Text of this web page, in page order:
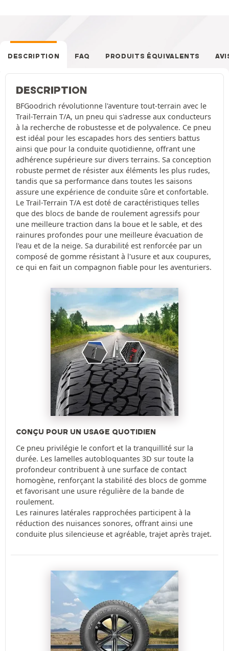
DESCRIPTION FAQ PRODUITS ÉQUIVALENTS
DESCRIPTION
BFGoodrich révolutionne l'aventure tout-terrain avec le
Trail-Terrain T/A, un pneu qui s'adresse aux conducteurs
à la recherche de robustesse et de polyvalence. Ce pneu
est idéal pour les escapades hors des sentiers battus
ainsi que pour la conduite quotidienne, offrant une
adhérence supérieure sur divers terrains. Sa conception
robuste permet de résister aux éléments les plus rudes,
tandis que sa performance dans toutes les saisons
assure une expérience de conduite sûre et confortable.
Le Trail-Terrain T/A est doté de caractéristiques telles
que des blocs de bande de roulement agressifs pour
une meilleure traction dans la boue et le sable, et des
rainures profondes pour une meilleure évacuation de
l'eau et de la neige. Sa durabilité est renforcée par un
composé de gomme résistant à l'usure et aux coupures,
ce qui en fait un compagnon fiable pour les aventuriers.
CONÇU POUR UN USAGE QUOTIDIEN
Ce pneu privilégie le confort et la tranquillité sur la
durée. Les lamelles autobloquantes 3D sur toute la
profondeur contribuent à une surface de contact
homogène, renforçant la stabilité des blocs de gomme
et favorisant une usure régulière de la bande de
roulement.
Les rainures latérales rapprochées participent à la
réduction des nuisances sonores, offrant ainsi une
conduite plus silencieuse et agréable, trajet après trajet.